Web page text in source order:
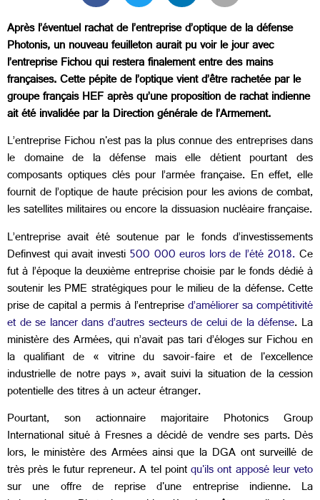
Après l’éventuel rachat de l’entreprise d’optique de la défense
Photonis, un nouveau feuilleton aurait pu voir le jour avec
l’entreprise Fichou qui restera finalement entre des mains
françaises. Cette pépite de l’optique vient d’être rachetée par le
groupe français HEF après qu’une proposition de rachat indienne
ait été invalidée par la Direction générale de l’Armement.
L’entreprise Fichou n'est pas la plus connue des entreprises dans
le domaine de la défense mais elle détient pourtant des
composants optiques clés pour l’armée française. En effet, elle
fournit de l’optique de haute précision pour les avions de combat,
les satellites militaires ou encore la dissuasion nucléaire française.
L’entreprise avait été soutenue par le fonds d’investissements
Definvest qui avait investi500 000 euros lors de l’été 2018. Ce
fut à l’époque la deuxième entreprise choisie par le fonds dédié à
soutenir les PME stratégiques pour le milieu de la défense. Cette
prise de capital a permis à l’entreprised’améliorer sa compétitivité
et de se lancer dans d’autres secteurs de celui de la défense. La
ministère des Armées, qui n’avait pas tari d’éloges sur Fichou en
la qualifiant de « vitrine du savoir-faire et de l'excellence
industrielle de notre pays », avait suivi la situation de la cession
potentielle des titres à un acteur étranger.
Pourtant, son actionnaire majoritaire Photonics Group
International situé à Fresnes a décidé de vendre ses parts. Dès
lors, le ministère des Armées ainsi que la DGA ont surveillé de
très près le futur repreneur. A tel pointqu'ils ont apposé leur veto
sur une offre de reprise d'une entreprise indienne. La